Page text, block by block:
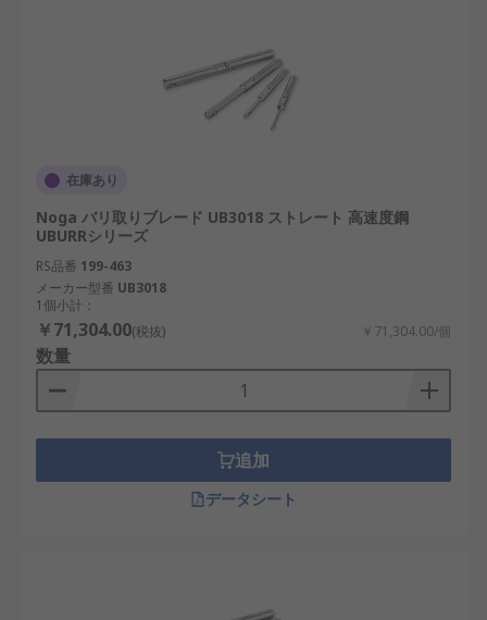
在庫あり
Noga バリ取りブレード UB3018 ストレート 高速度鋼
UBURRシリーズ
RS品番 199-463
メーカー型番 UB3018
1個小計：
￥71,304.00(税抜) ￥71,304.00/個
数量
追加
データシート